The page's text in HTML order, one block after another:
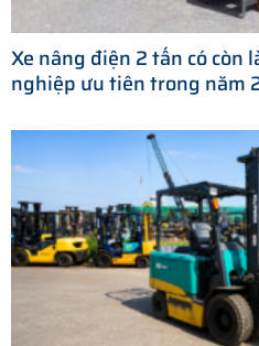
Xe nâng điện 2 tấn có còn
nghiệp ưu tiên trong năm